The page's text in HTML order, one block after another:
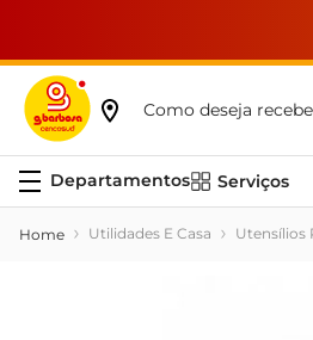
Como deseja
Serviços
Utilidades E Casa Utensílios